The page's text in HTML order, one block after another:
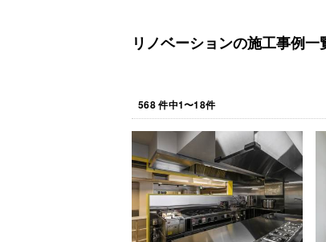
リノベーションの施工事例一
568件中1〜18件